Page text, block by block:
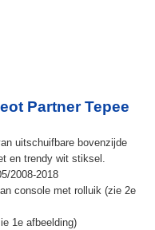
Partner Tepee
uitschuifbare bovenzijde
en trendy wit stiksel.
2008-2018
console met rolluik (zie 2e
1e afbeelding)